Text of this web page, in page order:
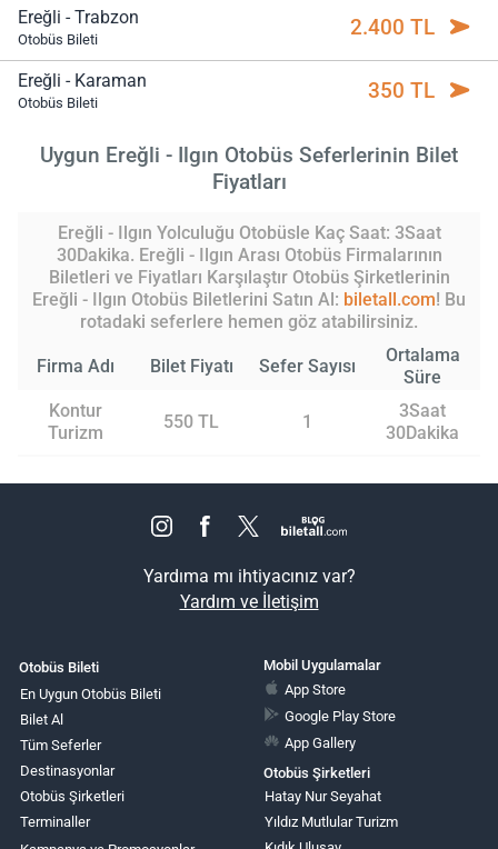
Ereğli - Trabzon
Otobüs Bileti 2.400 TL
Ereğli - Karaman
Otobüs Bileti 350 TL
Uygun Ereğli - Ilgın Otobüs Seferlerinin Bilet
Fiyatları
Ereğli - Ilgın Yolculuğu Otobüsle Kaç Saat: 3Saat
30Dakika. Ereğli - Ilgın Arası Otobüs Firmalarının
Biletleri ve Fiyatları Karşılaştır Otobüs Şirketlerinin
Ereğli - Ilgın Otobüs Biletlerini Satın Al: biletall.com! Bu
rotadaki seferlere hemen göz atabilirsiniz.
Firma Adı Bilet Fiyatı Sefer Sayısı
Ortalama
Süre
Kontur
Turizm
550 TL 1
3Saat
30Dakika
Yardıma mı ihtiyacınız var?
Yardım ve İletişim
Otobüs Bileti
En Uygun Otobüs Bileti
Bilet Al
Tüm Seferler
Destinasyonlar
Otobüs Şirketleri
Terminaller
Mobil Uygulamalar
App Store
Google Play Store
App Gallery
Otobüs Şirketleri
Hatay Nur Seyahat
Yıldız Mutlular Turizm